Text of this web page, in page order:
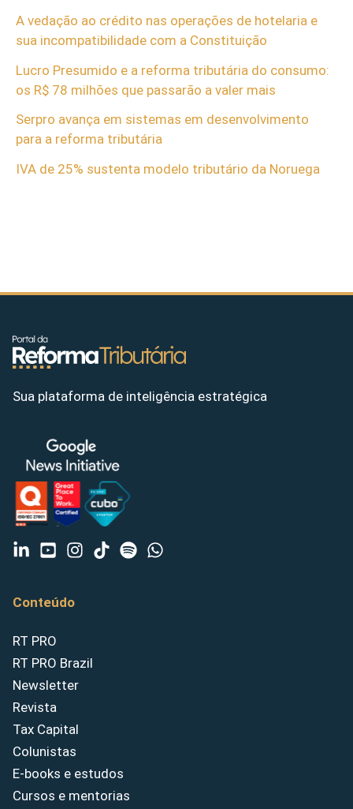
A vedação ao crédito nas operações de hotelaria e
sua incompatibilidade com a Constituição
Lucro Presumido e a reforma tributária do consumo:
os R$ 78 milhões que passarão a valer mais
Serpro avança em sistemas em desenvolvimento
para a reforma tributária
IVA de 25% sustenta modelo tributário da Noruega
Sua plataforma de inteligência estratégica
Conteúdo
RT PRO
RT PRO Brazil
Newsletter
Revista
Tax Capital
Colunistas
E-books e estudos
Cursos e mentorias